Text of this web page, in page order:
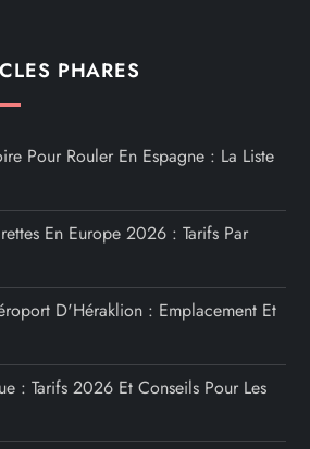
PHARES
Pour Rouler En Espagne : La Liste
En Europe 2026 : Tarifs Par
D'Héraklion : Emplacement Et
: Tarifs 2026 Et Conseils Pour Les